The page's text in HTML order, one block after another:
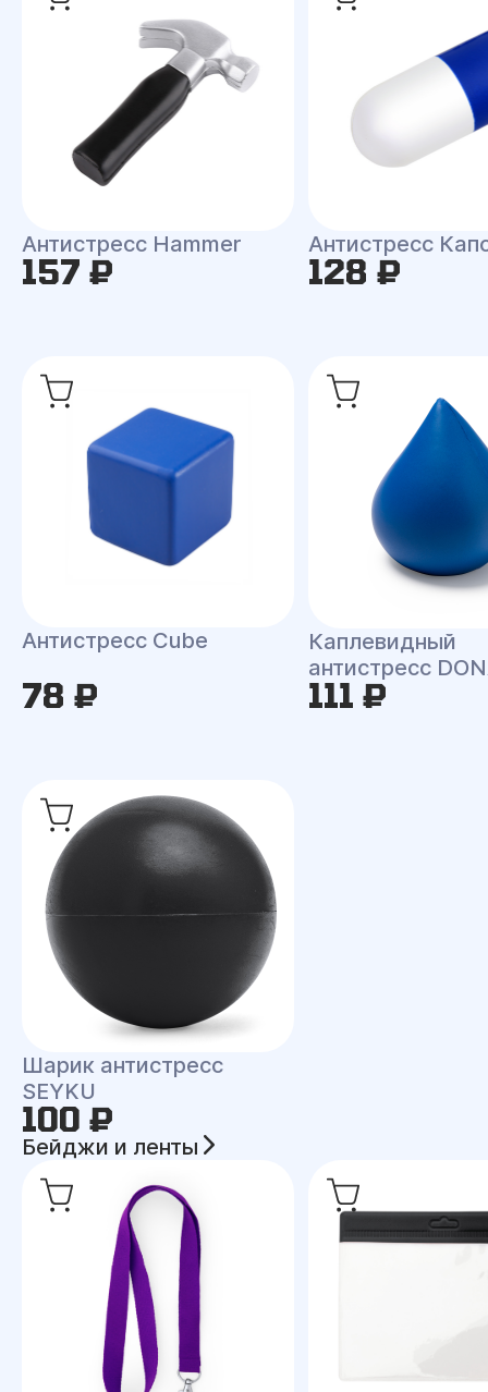
Антистресс Hammer
157 ₽
Антистресс
128 ₽
Антистресс Сube
78 ₽
Каплевидный
антистресс
111 ₽
Шарик антистресс
SEYKU
100 ₽
Бейджи и ленты